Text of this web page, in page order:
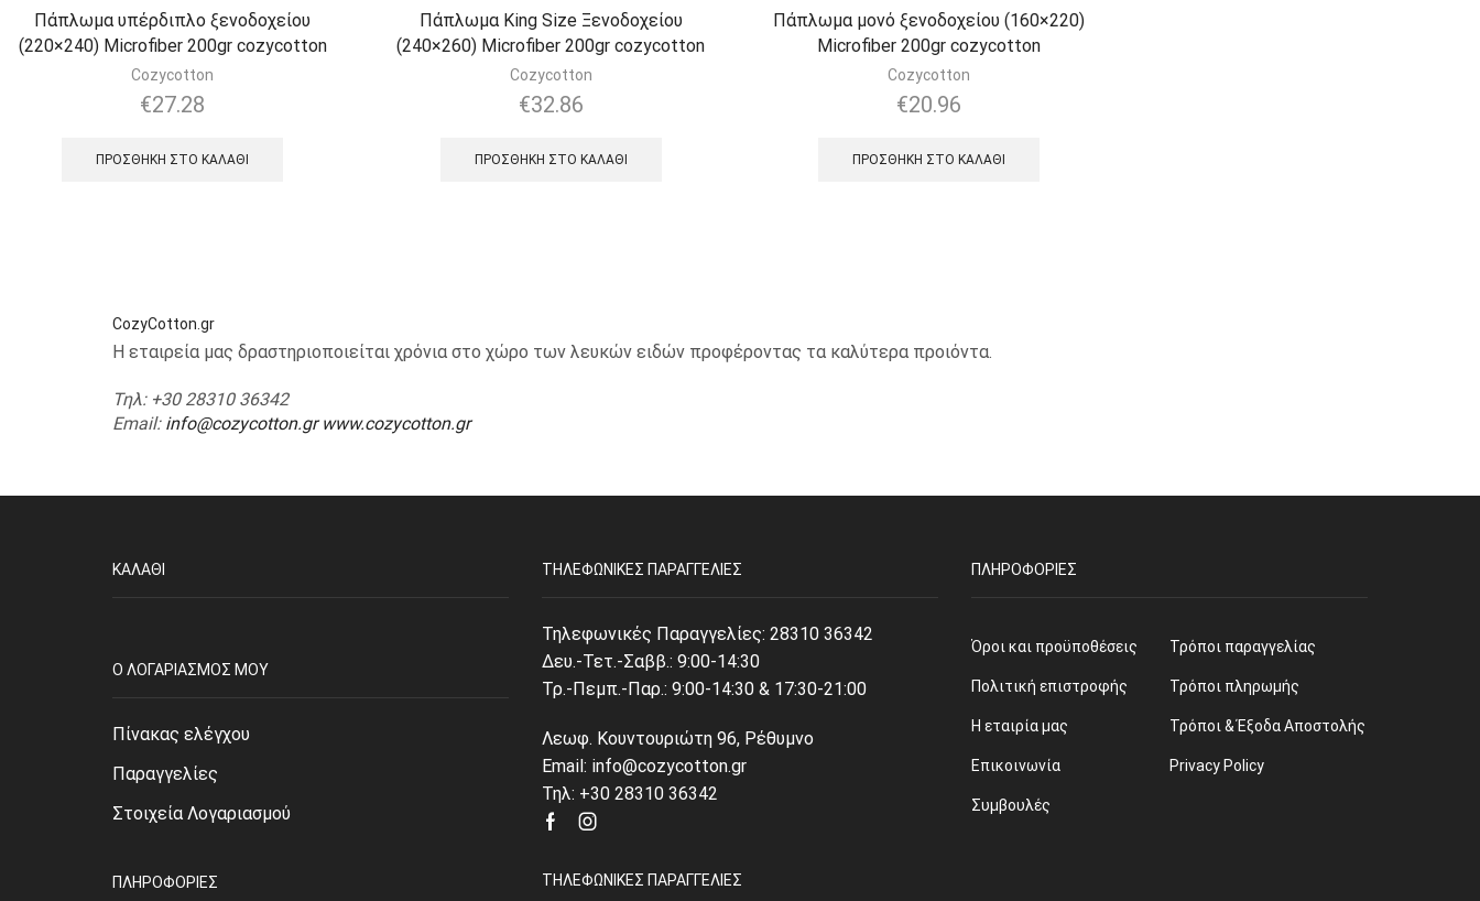
Πάπλωμα υπέρδιπλο ξενοδοχείου
(220×240) Microfiber 200gr cozycotton
Cozycotton
€27.28
ΠΡΟΣΘΉΚΗ ΣΤΟ ΚΑΛΆΘΙ
Πάπλωμα King Size Ξενοδοχείου
(240×260) Microfiber 200gr cozycotton
Cozycotton
€32.86
ΠΡΟΣΘΉΚΗ ΣΤΟ ΚΑΛΆΘΙ
Πάπλωμα μονό ξενοδοχείου (160×220)
Microfiber 200gr cozycotton
Cozycotton
€20.96
ΠΡΟΣΘΉΚΗ ΣΤΟ ΚΑΛΆΘΙ
CozyCotton.gr
Η εταιρεία μας δραστηριοποιείται χρόνια στο χώρο των λευκών ειδών προφέροντας τα καλύτερα προιόντα.
Τηλ: +30 28310 36342
Email: info@cozycotton.gr www.cozycotton.gr
ΚΑΛΆΘΙ
O ΛΟΓΑΡΙΑΣΜΌΣ ΜΟΥ
Πίνακας ελέγχου
Παραγγελίες
Στοιχεία Λογαριασμού
ΠΛΗΡΟΦΟΡΊΕΣ
ΤΗΛΕΦΩΝΙΚΈΣ ΠΑΡΑΓΓΕΛΊΕΣ
Τηλεφωνικές Παραγγελίες: 28310 36342
Δευ.-Τετ.-Σαββ.: 9:00-14:30
Τρ.-Πεμπ.-Παρ.: 9:00-14:30 & 17:30-21:00
Λεωφ. Κουντουριώτη 96, Ρέθυμνο
Email: info@cozycotton.gr
Τηλ: +30 28310 36342
FacebookInstagram
ΤΗΛΕΦΩΝΙΚΈΣ ΠΑΡΑΓΓΕΛΊΕΣ
ΠΛΗΡΟΦΟΡΊΕΣ
Όροι και προϋποθέσεις
Πολιτική επιστροφής
Η εταιρία μας
Επικοινωνία
Συμβουλές
Τρόποι παραγγελίας
Τρόποι πληρωμής
Τρόποι & Έξοδα Αποστολής
Privacy Policy